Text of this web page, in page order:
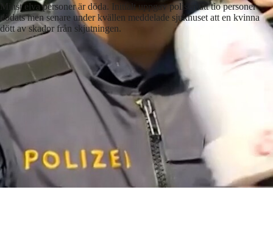
Minst elva personer är döda. Initialt uppgav polisen att tio personer
dödats men senare under kvällen meddelade sjukhuset att en kvinna
dött av skador från skjutningen.